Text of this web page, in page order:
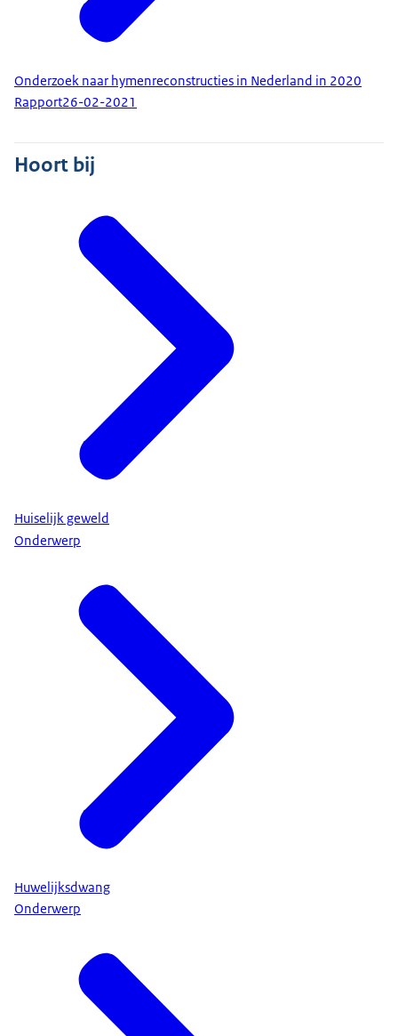
Onderzoek naar hymenreconstructies in Nederland in 2020
Rapport26-02-2021
Hoort bij
Huiselijk geweld
Onderwerp
Huwelijksdwang
Onderwerp